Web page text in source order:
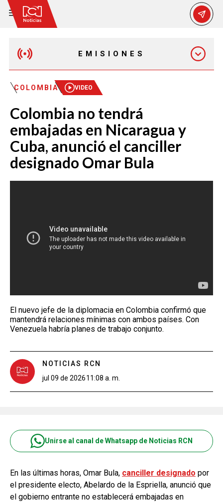
EMISIONES
MAÑANA EXPRESS
EMISIÓN 12:30 PM
EMISIÓN 7:00 PM
EMISIÓN 11:30 PM
COLOMBIA VIDEO
Colombia no tendrá
embajadas en Nicaragua y
Cuba, anunció el canciller
designado Omar Bula
El nuevo jefe de la diplomacia en Colombia confirmó que
mantendrá relaciones mínimas con ambos países. Con
Venezuela habría planes de trabajo conjunto.
NOTICIAS RCN
jul 09 de 202611:08 a. m.
Unirse al canal de Whatsapp de Noticias RCN
En las últimas horas, Omar Bula, canciller designado por
el presidente electo, Abelardo de la Espriella, anunció que
el gobierno entrante no establecerá embajadas en